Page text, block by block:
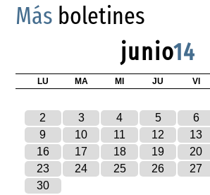
Más boletines
junio14
LU MA MI JU VI
2
3 4 5 6
9
10 11 12 13
16
17 18 19 20
23
24 25 26 27
30